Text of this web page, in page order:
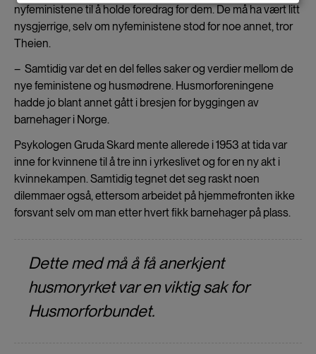
nyfeministene til å holde foredrag for dem. De må ha vært litt
nysgjerrige, selv om nyfeministene stod for noe annet, tror
Theien.
– Samtidig var det en del felles saker og verdier mellom de
nye feministene og husmødrene. Husmorforeningene
hadde jo blant annet gått i bresjen for byggingen av
barnehager i Norge.
Psykologen Gruda Skard mente allerede i 1953 at tida var
inne for kvinnene til å tre inn i yrkeslivet og for en ny akt i
kvinnekampen. Samtidig tegnet det seg raskt noen
dilemmaer også, ettersom arbeidet på hjemmefronten ikke
forsvant selv om man etter hvert fikk barnehager på plass.
Dette med må å få anerkjent
husmoryrket var en viktig sak for
Husmorforbundet.
and
cookies